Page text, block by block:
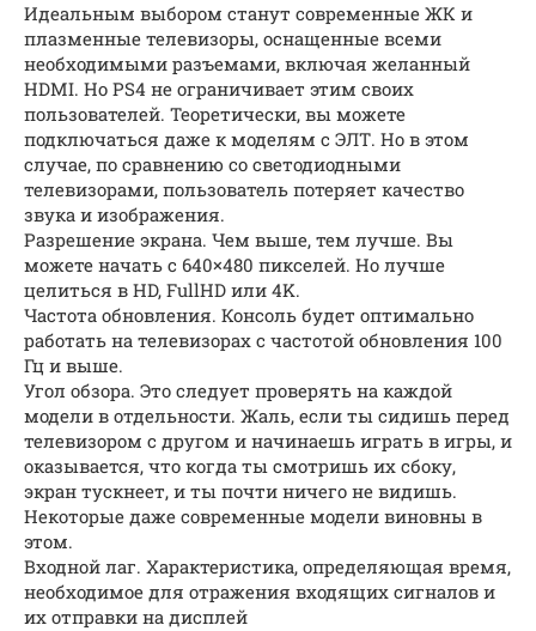
Идеальным выбором станут современные ЖК и
плазменные телевизоры, оснащенные всеми
необходимыми разъемами, включая желанный
HDMI. Но PS4 не ограничивает этим своих
пользователей. Теоретически, вы можете
подключаться даже к моделям с ЭЛТ. Но в этом
случае, по сравнению со светодиодными
телевизорами, пользователь потеряет качество
звука и изображения.
Разрешение экрана. Чем выше, тем лучше. Вы
можете начать с 640×480 пикселей. Но лучше
целиться в HD, FullHD или 4K.
Частота обновления. Консоль будет оптимально
работать на телевизорах с частотой обновления 100
Гц и выше.
Угол обзора. Это следует проверять на каждой
модели в отдельности. Жаль, если ты сидишь перед
телевизором с другом и начинаешь играть в игры, и
оказывается, что когда ты смотришь их сбоку,
экран тускнеет, и ты почти ничего не видишь.
Некоторые даже современные модели виновны в
этом.
Входной лаг. Характеристика, определяющая время,
необходимое для отражения входящих сигналов и
их отправки на дисплей